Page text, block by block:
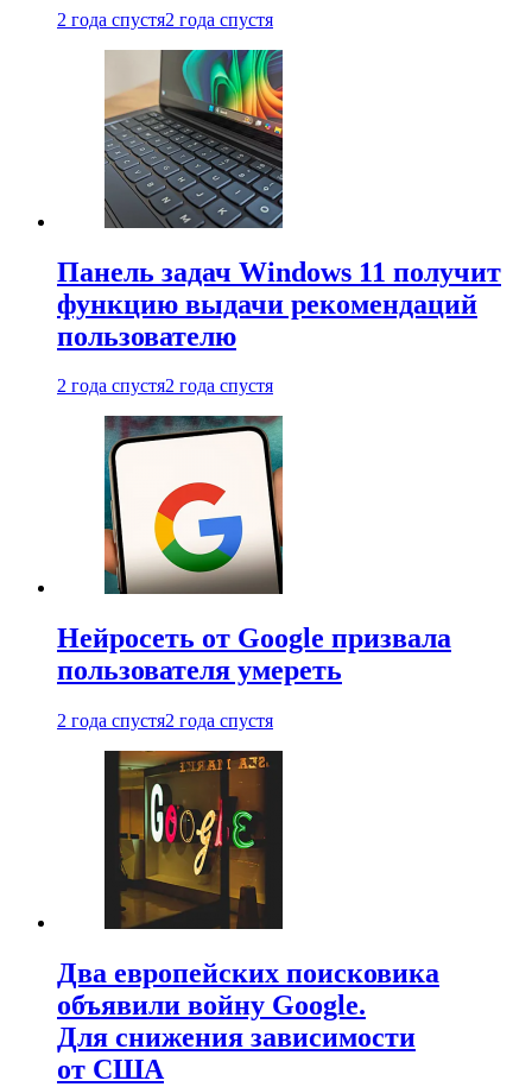
2 года спустя2 года спустя
Панель задач Windows 11 получит
функцию выдачи рекомендаций
пользователю
2 года спустя2 года спустя
Нейросеть от Google призвала
пользователя умереть
2 года спустя2 года спустя
Два европейских поисковика
объявили войну Google.
Для снижения зависимости
от США